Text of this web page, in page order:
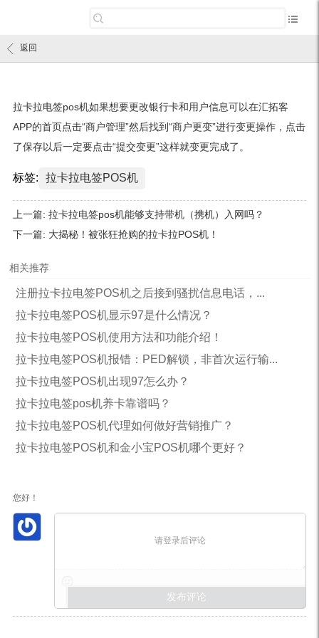
返回
拉卡拉电签pos机如果想要更改银行卡和用户信息可以在汇拓客
APP的首页点击“商户管理”然后找到“商户更变”进行变更操作，点击
了保存以后一定要点击“提交变更”这样就变更完成了。
标签: 拉卡拉电签POS机
上一篇: 拉卡拉电签pos机能够支持带机（携机）入网吗？
下一篇: 大揭秘！被张狂抢购的拉卡拉POS机！
相关推荐
注册拉卡拉电签POS机之后接到骚扰信息电话，...
拉卡拉电签POS机显示97是什么情况？
拉卡拉电签POS机使用方法和功能介绍！
拉卡拉电签POS机报错：PED解锁，非首次运行输...
拉卡拉电签POS机出现97怎么办？
拉卡拉电签pos机养卡靠谱吗？
拉卡拉电签POS机代理如何做好营销推广？
拉卡拉电签POS机和金小宝POS机哪个更好？
您好！
请登录后评论